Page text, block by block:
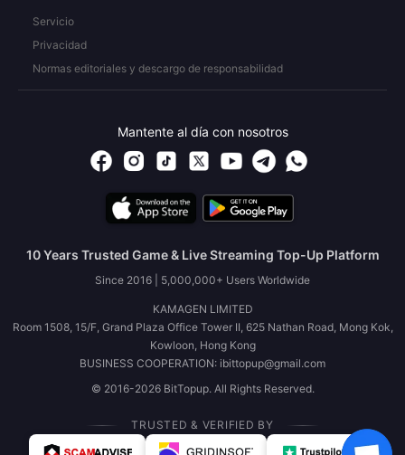
Servicio
Privacidad
Normas editoriales y descargo de responsabilidad
Mantente al día con nosotros
10 Years Trusted Game & Live Streaming Top-Up Platform
Since 2016 | 5,000,000+ Users Worldwide
KAMAGEN LIMITED
Room 1508, 15/F, Grand Plaza Office Tower II, 625 Nathan Road, Mong Kok,
Kowloon, Hong Kong
BUSINESS COOPERATION: ibittopup@gmail.com
© 2016-2026 BitTopup. All Rights Reserved.
TRUSTED & VERIFIED BY